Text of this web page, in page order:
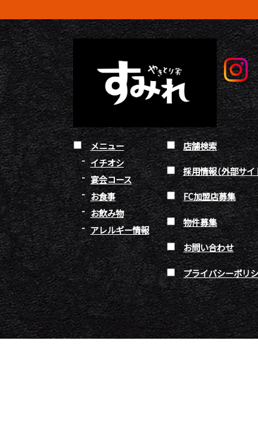
メニュー
イチオシ
宴会コース
お食事
お飲み物
アレルギー情報
店舗検索
採用情報（外部サイ
FC加盟店募集
物件募集
お問い合わせ
プライバシーポリ